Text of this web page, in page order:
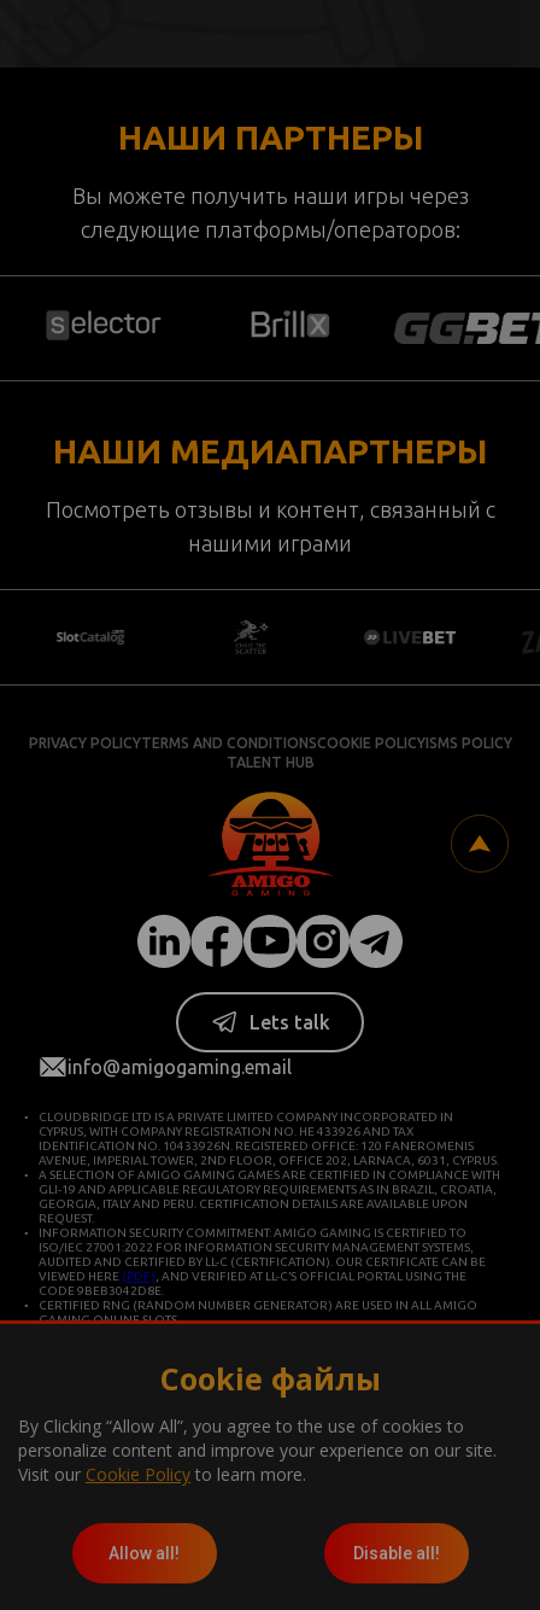
НАШИ ПАРТНЕРЫ
Вы можете получить наши игры через
следующие платформы/операторов:
НАШИ МЕДИАПАРТНЕРЫ
Посмотреть отзывы и контент, связанный с
нашими играми
PRIVACY POLICYTERMS AND CONDITIONSCOOKIE POLICYISMS POLICY
TALENT HUB
Lets talk
info@amigogaming.email
CLOUDBRIDGE LTD IS A PRIVATE LIMITED COMPANY INCORPORATED IN
CYPRUS, WITH COMPANY REGISTRATION NO. HE 433926 AND TAX
IDENTIFICATION NO. 10433926N. REGISTERED OFFICE: 120 FANEROMENIS
AVENUE, IMPERIAL TOWER, 2ND FLOOR, OFFICE 202, LARNACA, 6031, CYPRUS.
A SELECTION OF AMIGO GAMING GAMES ARE CERTIFIED IN COMPLIANCE WITH
GLI-19 AND APPLICABLE REGULATORY REQUIREMENTS AS IN BRAZIL, CROATIA,
GEORGIA, ITALY AND PERU. CERTIFICATION DETAILS ARE AVAILABLE UPON
REQUEST.
INFORMATION SECURITY COMMITMENT: AMIGO GAMING IS CERTIFIED TO
ISO/IEC 27001:2022 FOR INFORMATION SECURITY MANAGEMENT SYSTEMS,
AUDITED AND CERTIFIED BY LL-C (CERTIFICATION). OUR CERTIFICATE CAN BE
VIEWED HERE (PDF) , AND VERIFIED AT LL-C’S OFFICIAL PORTAL USING THE
CODE 9BEB3042D8E.
CERTIFIED RNG (RANDOM NUMBER GENERATOR) ARE USED IN ALL AMIGO
GAMING ONLINE SLOTS.
AND INFORMATION SECURITY.
*Gambling can be addictive, play responsibly
Information about the player support measures on the website:
Cookie файлы
By Clicking “Allow All”, you agree to the use of cookies to
personalize content and improve your experience on our site.
Visit our Cookie Policy to learn more.
Allow all! Disable all!